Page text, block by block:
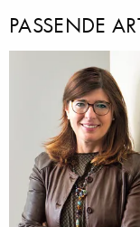
PASSENDE